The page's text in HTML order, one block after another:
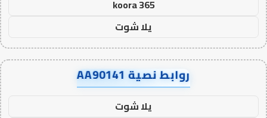
koora 365
يلا شوت
روابط نصية AA90141
يلا شوت